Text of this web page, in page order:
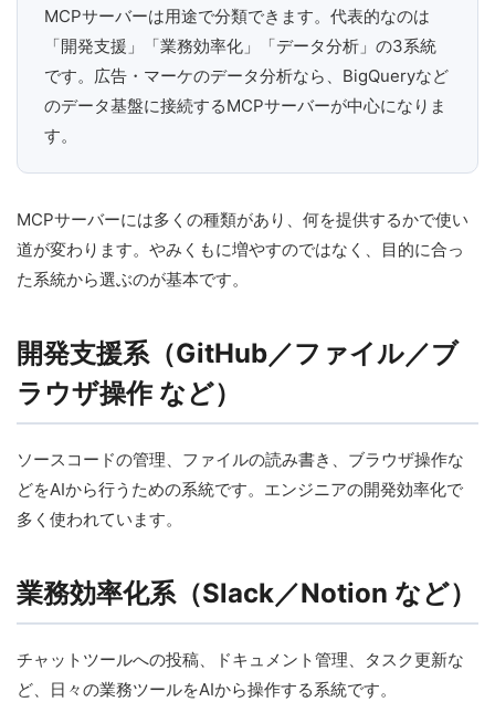
MCPサーバーは用途で分類できます。代表的なのは
「開発支援」「業務効率化」「データ分析」の3系統
です。広告・マーケのデータ分析なら、BigQueryなど
のデータ基盤に接続するMCPサーバーが中心になりま
す。
MCPサーバーには多くの種類があり、何を提供するかで使い
道が変わります。やみくもに増やすのではなく、目的に合っ
た系統から選ぶのが基本です。
開発支援系（GitHub／ファイル／ブ
ラウザ操作 など）
ソースコードの管理、ファイルの読み書き、ブラウザ操作な
どをAIから行うための系統です。エンジニアの開発効率化で
多く使われています。
業務効率化系（Slack／Notion など）
チャットツールへの投稿、ドキュメント管理、タスク更新な
ど、日々の業務ツールをAIから操作する系統です。